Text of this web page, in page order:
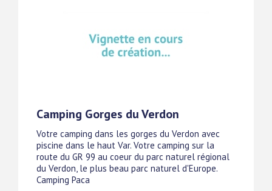
Camping Gorges du Verdon
Votre camping dans les gorges du Verdon avec
piscine dans le haut Var. Votre camping sur la
route du GR 99 au coeur du parc naturel régional
du Verdon, le plus beau parc naturel d'Europe.
Camping Paca